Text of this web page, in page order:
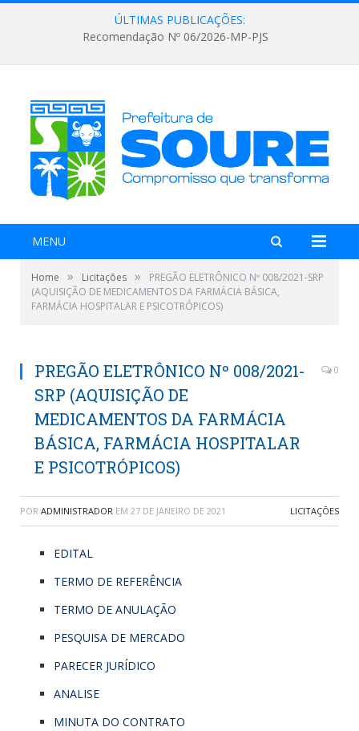
ÚLTIMAS PUBLICAÇÕES:
Recomendação Nº 06/2026-MP-PJS
MENU
Home » Licitações »
PREGÃO ELETRÔNICO Nº 008/2021-SRP
(AQUISIÇÃO DE MEDICAMENTOS DA FARMÁCIA BÁSICA,
FARMÁCIA HOSPITALAR E PSICOTRÓPICOS)
PREGÃO ELETRÔNICO Nº 008/2021-
SRP (AQUISIÇÃO DE
MEDICAMENTOS DA FARMÁCIA
BÁSICA, FARMÁCIA HOSPITALAR
E PSICOTRÓPICOS)
0
POR ADMINISTRADOR EM 27 DE JANEIRO DE 2021 LICITAÇÕES
EDITAL
TERMO DE REFERÊNCIA
TERMO DE ANULAÇÃO
PESQUISA DE MERCADO
PARECER JURÍDICO
ANALISE
MINUTA DO CONTRATO